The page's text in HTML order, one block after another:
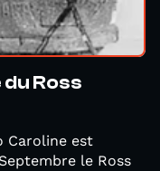
Ross
Caroline est
le Ross